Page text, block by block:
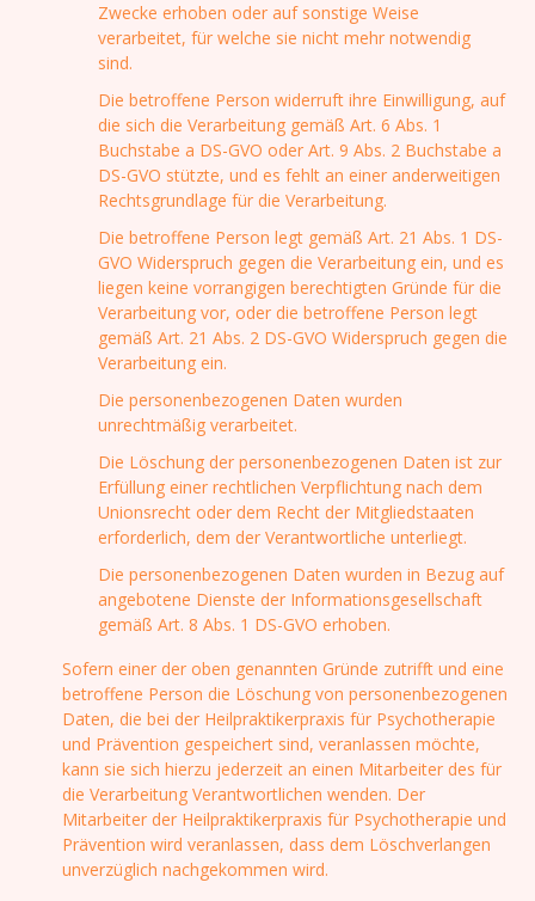
Zwecke erhoben oder auf sonstige Weise
verarbeitet, für welche sie nicht mehr notwendig
sind.
Die betroffene Person widerruft ihre Einwilligung, auf
die sich die Verarbeitung gemäß Art. 6 Abs. 1
Buchstabe a DS-GVO oder Art. 9 Abs. 2 Buchstabe a
DS-GVO stützte, und es fehlt an einer anderweitigen
Rechtsgrundlage für die Verarbeitung.
Die betroffene Person legt gemäß Art. 21 Abs. 1 DS-
GVO Widerspruch gegen die Verarbeitung ein, und es
liegen keine vorrangigen berechtigten Gründe für die
Verarbeitung vor, oder die betroffene Person legt
gemäß Art. 21 Abs. 2 DS-GVO Widerspruch gegen die
Verarbeitung ein.
Die personenbezogenen Daten wurden
unrechtmäßig verarbeitet.
Die Löschung der personenbezogenen Daten ist zur
Erfüllung einer rechtlichen Verpflichtung nach dem
Unionsrecht oder dem Recht der Mitgliedstaaten
erforderlich, dem der Verantwortliche unterliegt.
Die personenbezogenen Daten wurden in Bezug auf
angebotene Dienste der Informationsgesellschaft
gemäß Art. 8 Abs. 1 DS-GVO erhoben.
Sofern einer der oben genannten Gründe zutrifft und eine
betroffene Person die Löschung von personenbezogenen
Daten, die bei der Heilpraktikerpraxis für Psychotherapie
und Prävention gespeichert sind, veranlassen möchte,
kann sie sich hierzu jederzeit an einen Mitarbeiter des für
die Verarbeitung Verantwortlichen wenden. Der
Mitarbeiter der Heilpraktikerpraxis für Psychotherapie und
Prävention wird veranlassen, dass dem Löschverlangen
unverzüglich nachgekommen wird.